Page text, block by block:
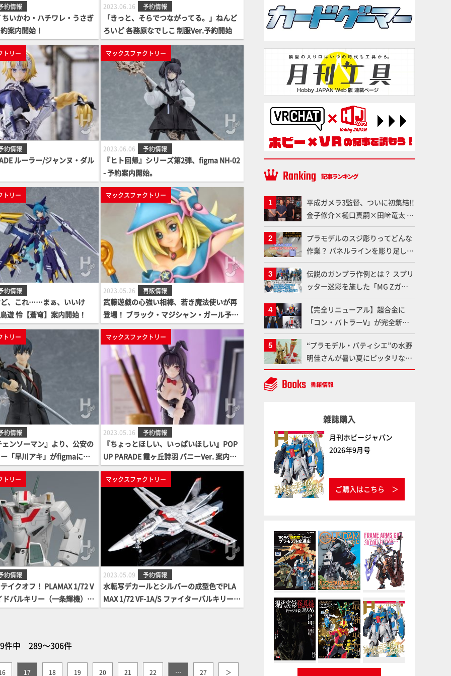
約情報
いかわ・ハチワレ・うさぎ
案内開始！
2023.06.16 予約情報
「きっと、そらでつながってる。」ねんど
ろいど 各務原なでしこ 制服Ver.予約開始
トリー
約情報
ルーラー/ジャンヌ・ダル
マックスファクトリー
2023.06.06 予約情報
『ヒト回帰』シリーズ第2弾、figma NH-02
- 予約案内開始。
トリー
約情報
ど、これ……まぁ、いいけ
遊 怜【蒼穹】案内開始！
マックスファクトリー
2023.05.26 再販情報
武藤遊戯の心強い相棒、若き魔法使いが再
登場！ ブラック・マジシャン・ガール予約
開始！
トリー
約情報
ンソーマン』より、公安の
「早川アキ」がfigmaにな
約開始！
マックスファクトリー
2023.05.16 予約情報
『ちょっとほしい、いっぱいほしい』POP
UP PARADE 霞ヶ丘詩羽 バニーVer. 案内開
始！
トリー
約情報
イクオフ！ PLAMAX 1/72 V
バルキリー（一条輝機）予
マックスファクトリー
2023.05.09 予約情報
水転写デカールとシルバーの成型色でPLA
MAX 1/72 VF-1A/S ファイターバルキリー
（一条輝機）ファクトリーエディション登
件中 289～306件
17 18 19 20 21 22 … 27 ＞
平成ガメラ3監督、ついに初集結!!
金子修介×樋口真嗣×田﨑竜太 4
体のガメラを未来へつなぐ特別鼎
談「ガメラ永久保存化プロジェク
ト FINAL」
プラモデルのスジ彫りってどんな
作業？ パネルラインを彫り足して
作品を映えさせよう！【いまさら
聞けないプラモデルの基礎：スジ
彫りとパネルライン】
伝説のガンプラ作例とは？ スプリ
ッター迷彩を施した「MG Zガン
ダム アムロ・レイ仕様機」をMAX
渡辺がふたたび塗る!!【試し読
み】
【完全リニューアル】超合金に
「コン・バトラーV」が完全新規
造形で登場！気になる仕様を試作
品の撮り下ろしでご紹介!!さらに
「大鉄人17」＆「ワンエイト」セ
ット情報もお届け！【超合金の
魂】
“プラモデル・パティシエ”の水野
明佳さんが暑い夏にピッタリな
「リック・ディアス〜アイス
ver.〜」を製作【ガンダムフォワ
雑誌購入
月刊ホビージャパン
2026年9月号
ご購入はこちら